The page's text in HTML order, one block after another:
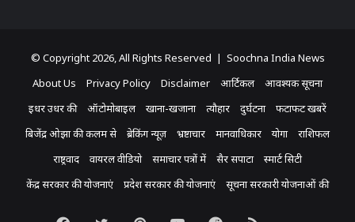
© Copyright 2026, All Rights Reserved | Soochna India News
About Us
Privacy Policy Disclaimer आर्टिकल
आवश्यक सूचना
इधर उधर की
ऑटोमोबाइल खाना-खजाना त्यौहार दुर्घटना
फटाफट खबरें
बिजेंद्र ओझा की कलम से
ब्रेकिंग न्यूज़ भ्रष्टाचार मानवाधिकार योगा
राशिफल
राष्ट्रवाद
वायरल वीडियो समाचार पत्रों में सैर सपाटा
स्मार्ट सिटी
केंद्र सरकार की योजनाएं
प्रदेश सरकार की योजनाएं सूचना सरकारी योजनाओं की